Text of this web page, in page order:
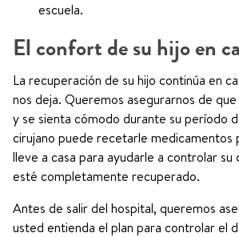
escuela.
El confort de su hijo en
La recuperación de su hijo continúa en
nos deja. Queremos asegurarnos de
y se sienta cómodo durante su período
cirujano puede recetarle medicamentos
lleve a casa para ayudarle a controlar su
esté completamente recuperado.
Antes de salir del hospital, queremos
usted entienda el plan para controlar el